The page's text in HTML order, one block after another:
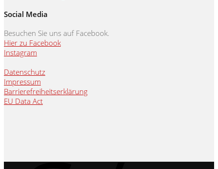
Social Media
Besuchen Sie uns auf Facebook.
Hier zu Facebook
Instagram
Datenschutz
Impressum
Barrierefreiheitserklärung
EU Data Act